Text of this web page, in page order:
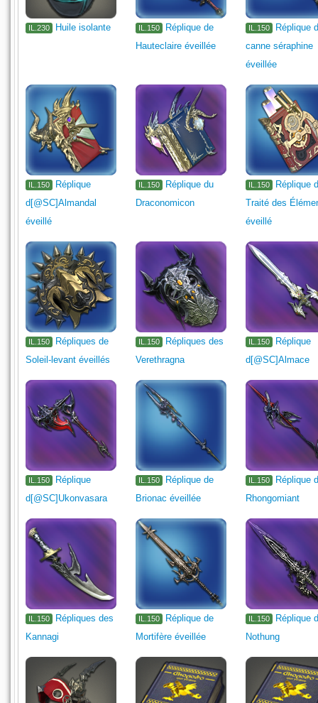
Meuble
IL.230 Huile isolante IL.150
Réplique de
Hauteclaire éveillée
IL.150
Réplique
canne séraphine
éveillée
IL.150
Réplique
d[@SC]Almandal
éveillé
IL.150
Réplique du
Draconomicon
IL.150
Réplique
Traité des
éveillé
IL.150
Répliques de
Soleil-levant éveillés
IL.150
Répliques des
Verethragna
IL.150
Réplique
d[@SC]Almace
IL.150
Réplique
d[@SC]Ukonvasara
IL.150
Réplique de
Brionac éveillée
IL.150
Réplique
Rhongomiant
IL.150
Répliques des
Kannagi
IL.150
Réplique de
Mortifère éveillée
IL.150
Réplique
Nothung